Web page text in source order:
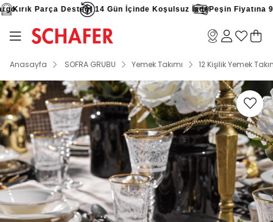
Kırık Parça Desteği 14 Gün İçinde Koşulsuz İadePeşin Fiyatına 9
Anasayfa SOFRA GRUBU Yemek Takımı 12 Kişilik Yemek